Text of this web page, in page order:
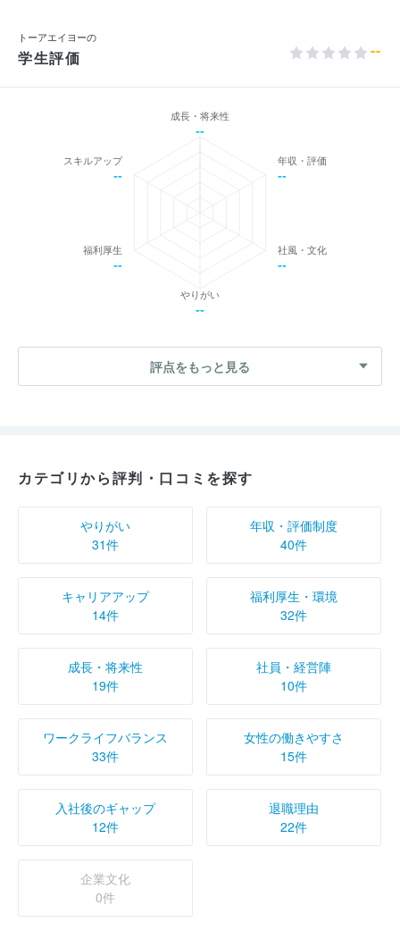
トーアエイヨーの
学生評価 --
成長・将来性
--
年収・評価
--
社風・文化
--
やりがい
--
福利厚生
--
スキルアップ
--
評点をもっと見る
カテゴリから評判・口コミを探す
やりがい
31件
年収・評価制度
40件
キャリアアップ
14件
福利厚生・環境
32件
成長・将来性
19件
社員・経営陣
10件
ワークライフバランス
33件
女性の働きやすさ
15件
入社後のギャップ
12件
退職理由
22件
企業文化
0件